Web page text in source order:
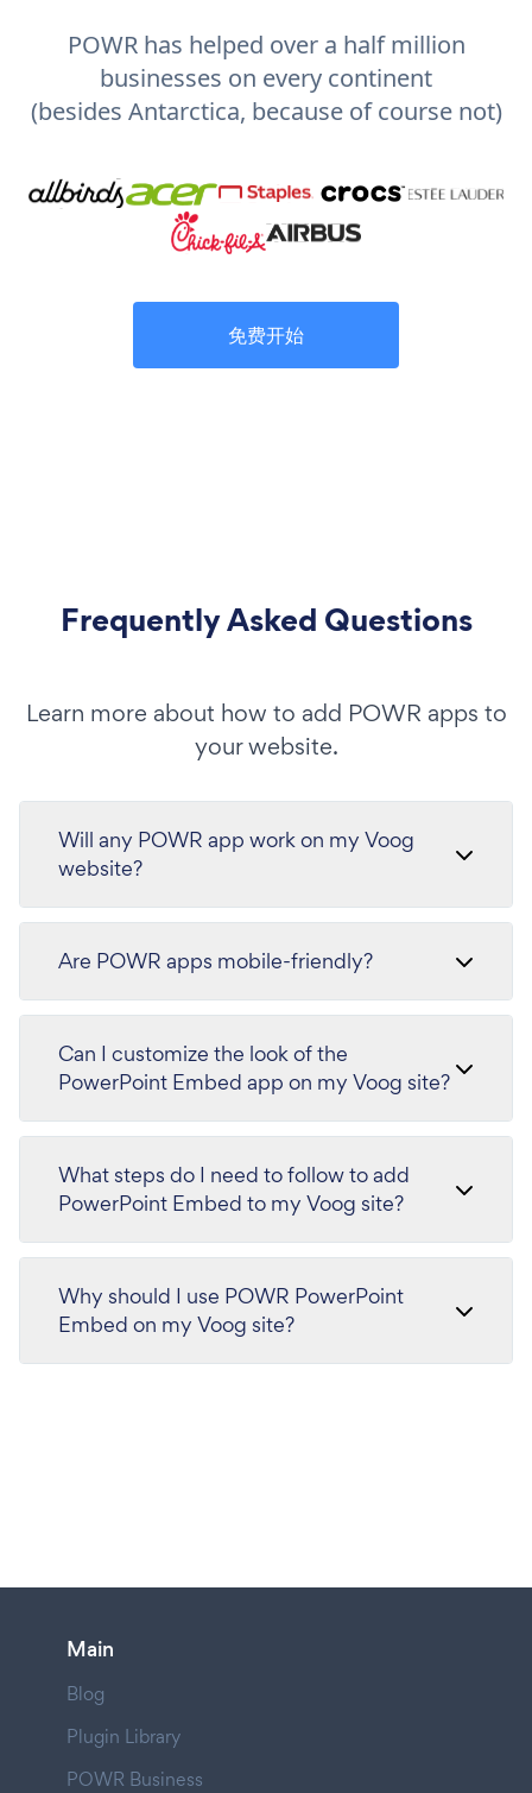
POWR has helped over a half million
businesses on every continent
(besides Antarctica, because of course not)
免费开始
Frequently Asked Questions
Learn more about how to add POWR apps to
your website.
Will any POWR app work on my Voog
website?
Are POWR apps mobile-friendly?
Can I customize the look of the
PowerPoint Embed app on my Voog site?
What steps do I need to follow to add
PowerPoint Embed to my Voog site?
Why should I use POWR PowerPoint
Embed on my Voog site?
Main
Blog
Plugin Library
POWR Business